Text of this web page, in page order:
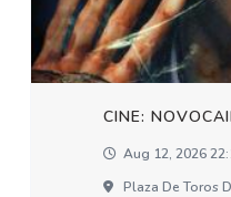
CINE:
Aug 12, 2026
Plaza De Toros